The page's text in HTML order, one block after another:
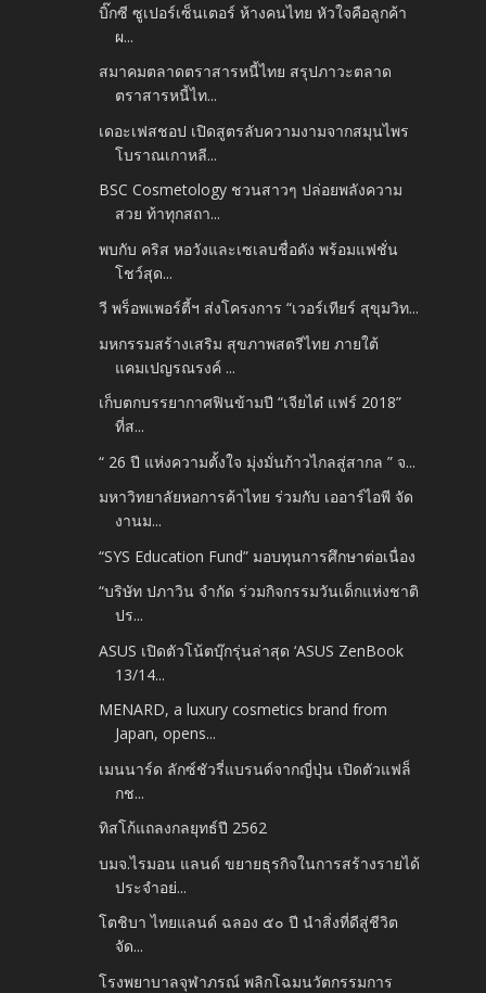
บิ๊กซี ซูเปอร์เซ็นเตอร์ ห้างคนไทย หัวใจคือลูกค้า
ผ...
สมาคมตลาดตราสารหนี้ไทย สรุปภาวะตลาด
ตราสารหนี้ไท...
เดอะเฟสชอป เปิดสูตรลับความงามจากสมุนไพร
โบราณเกาหลี...
BSC Cosmetology ชวนสาวๆ ปล่อยพลังความ
สวย ท้าทุกสถา...
พบกับ คริส หอวังและเซเลบชื่อดัง พร้อมแฟชั่น
โชว์สุด...
วี พร็อพเพอร์ตี้ฯ ส่งโครงการ “เวอร์เทียร์ สุขุมวิท...
มหกรรมสร้างเสริม สุขภาพสตรีไทย ภายใต้
แคมเปญรณรงค์ ...
เก็บตกบรรยากาศฟินข้ามปี “เจียไต๋ แฟร์ 2018”
ที่ส...
“ 26 ปี แห่งความตั้งใจ มุ่งมั่นก้าวไกลสู่สากล ” จ...
มหาวิทยาลัยหอการค้าไทย ร่วมกับ เออาร์ไอพี จัด
งานม...
“SYS Education Fund” มอบทุนการศึกษาต่อเนื่อง
“บริษัท ปภาวิน จำกัด ร่วมกิจกรรมวันเด็กแห่งชาติ
ปร...
ASUS เปิดตัวโน้ตบุ๊กรุ่นล่าสุด ‘ASUS ZenBook
13/14...
MENARD, a luxury cosmetics brand from
Japan, opens...
เมนนาร์ด ลักซ์ชัวรี่แบรนด์จากญี่ปุ่น เปิดตัวแฟล็
กช...
ทิสโก้แถลงกลยุทธ์ปี 2562
บมจ.ไรมอน แลนด์ ขยายธุรกิจในการสร้างรายได้
ประจำอย่...
โตชิบา ไทยแลนด์ ฉลอง ๕๐ ปี นำสิ่งที่ดีสู่ชีวิต
จัด...
โรงพยาบาลจุฬาภรณ์ พลิกโฉมนวัตกรรมการ